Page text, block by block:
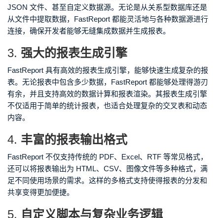
JSON 文件、甚至自定义数据源。无论是从关系型数据库还是
从文件中提取数据，FastReport 都能灵活地与各种数据源进行
连接，确保开发者能够无缝集成数据并生成报表。
3. 强大的报表生成引擎
FastReport 具有高效的报表生成引擎，能够快速生成复杂的报
表。无论报表中包含多少数据，FastReport 都能够处理得游刃
有余，并且支持高效的数据计算和报表渲染。其报表生成引擎
不仅适用于简单的统计报表，也适合处理复杂的交叉表和动态
内容。
4. 丰富的报表输出格式
FastReport 不仅支持传统的 PDF、Excel、RTF 等常见格式，
还可以将报表输出为 HTML、CSV、图像文件等多种格式，满
足不同使用场景的需求。这样的多格式支持使得报表的分发和
共享变得更加便捷。
5. 自定义脚本与复杂业务逻辑